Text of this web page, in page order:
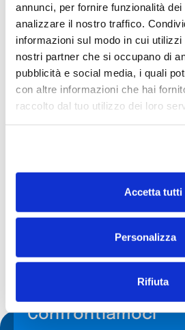
annunci, per fornire funzionalità
analizzare il nostro traffico.
informazioni sul modo in cui
nostri partner che si occupano di
pubblicità e social media, i quali
con altre informazioni che hai
raccolto dal tuo utilizzo dei loro
Accetta tutti
Personalizza
Rifiuta
misura per la tua
Seguiamo costantemente
tecnologie e dei processi
nostri clienti innovazioni e
contribuiscono alla loro
ricerca delle soluzioni di
efficaci e convenienti.
Lavoriamo costantemente per
tecniche
integrata con l’organizzazione
garantire tempi di consegna
palletizzazione conformi alle
Confrontiamoci